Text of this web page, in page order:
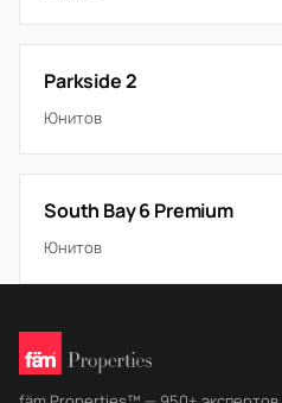
Parkside 2
Юнитов
South Bay 6 Premium
Юнитов